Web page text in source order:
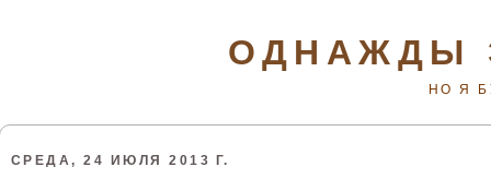
ОДНАЖДЫ
НО Я
СРЕДА, 24 ИЮЛЯ 2013 Г.